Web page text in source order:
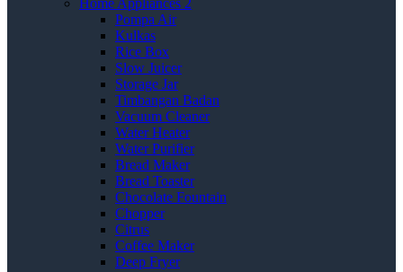
Home Appliances 2
Pompa Air
Kulkas
Rice Box
Slow Juicer
Storage Jar
Timbangan Badan
Vacuum Cleaner
Water Heater
Water Purifier
Bread Maker
Bread Toaster
Chocolate Fountain
Chopper
Citrus
Coffee Maker
Deep Fryer